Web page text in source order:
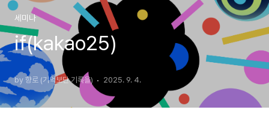
세미나
if(kakao25)
by 향로 (기억보단 기록을) 2025. 9. 4.